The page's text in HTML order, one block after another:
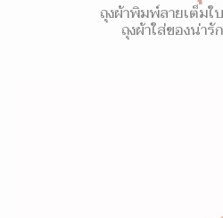
ถุงผ้าพิมพ์ลายเต็มใ
ถุงผ้าใส่ของน่ารั